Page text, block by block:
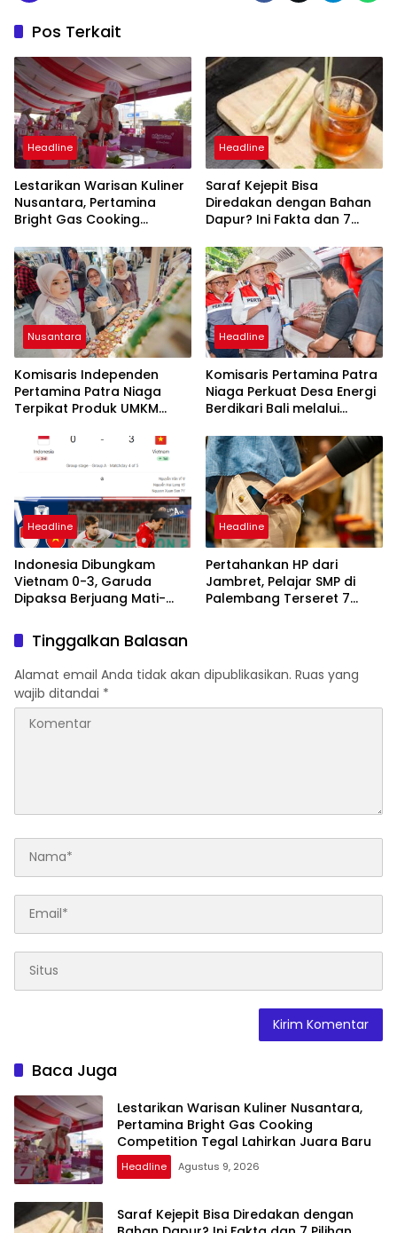
Pos Terkait
Headline
Lestarikan Warisan Kuliner
Nusantara, Pertamina
Bright Gas Cooking
Lahirkan Juara Baru
Headline
Saraf Kejepit Bisa
Diredakan dengan Bahan
Dapur? Ini Fakta dan 7
Dicoba
Nusantara
Komisaris Independen
Pertamina Patra Niaga
Terpikat Produk UMKM
Sentuhan Kemanusiaan
dan Keberlanjutan
Headline
Komisaris Pertamina Patra
Niaga Perkuat Desa Energi
Berdikari Bali melalui
untuk Petani
Headline
Indonesia Dibungkam
Vietnam 0-3, Garuda
Dipaksa Berjuang Mati-
Semifinal ASEAN Hyundai
Cup 2026
Headline
Pertahankan HP dari
Jambret, Pelajar SMP di
Palembang Terseret 7
Tinggalkan Balasan
Alamat email Anda tidak akan dipublikasikan. Ruas yang
wajib ditandai *
Baca Juga
Lestarikan Warisan Kuliner Nusantara,
Pertamina Bright Gas Cooking
Competition Tegal Lahirkan Juara Baru
Headline Agustus 9, 2026
Saraf Kejepit Bisa Diredakan dengan